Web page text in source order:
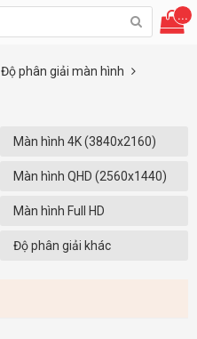
...
Độ phân giải màn hình
Màn hình 4K (3840x2160)
Màn hình QHD (2560x1440)
Màn hình Full HD
(1920x1080)
Độ phân giải khác